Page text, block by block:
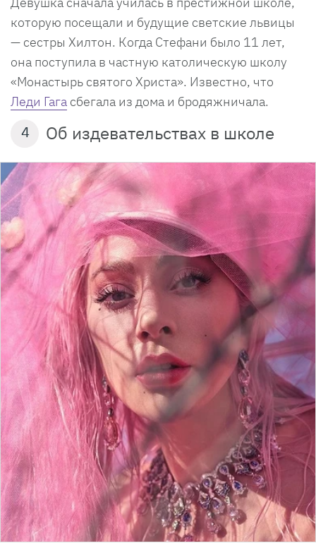
которую посещали и будущие светские львицы
— сестры Хилтон. Когда Стефани было 11 лет,
она поступила в частную католическую школу
«Монастырь святого Христа». Известно, что
Леди Гага сбегала из дома и бродяжничала.
4 Об издевательствах в школе